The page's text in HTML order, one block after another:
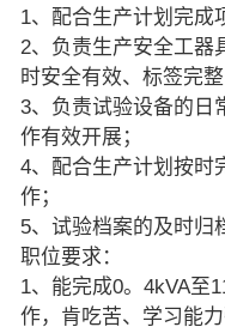
1、配合生产计划完成
2、负责生产安全工器
时安全有效、标签完整
3、负责试验设备的日
作有效开展；
4、配合生产计划按时
作；
5、试验档案的及时归
职位要求：
1、能完成0。4kVA至
作，肯吃苦、学习能